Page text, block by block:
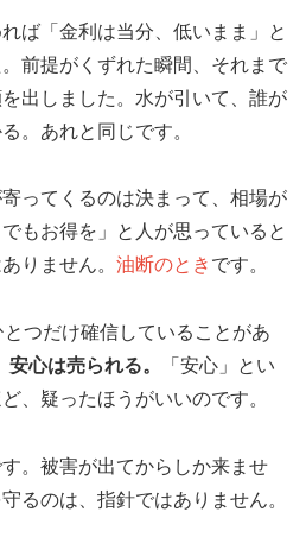
ば「金利は当分、低いまま」と
前提がくずれた瞬間、それまで
出しました。水が引いて、誰が
。あれと同じです。
ってくるのは決まって、相場が
もお得を」と人が思っていると
りません。 油断のとき です。
つだけ確信していることがあ
心は売られる。
「安心」とい
、疑ったほうがいいのです。
。被害が出てからしか来ませ
るのは、指針ではありません。